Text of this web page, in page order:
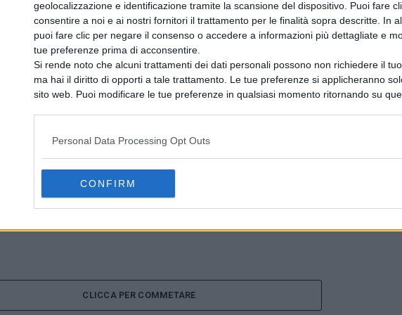
geolocalizzazione e identificazione tramite la scansione del dispositivo. Puoi fare
consentire a noi e ai nostri fornitori il trattamento per le finalità sopra descritte. In
puoi fare clic per negare il consenso o accedere a informazioni più dettagliate e
tue preferenze prima di acconsentire.
Si rende noto che alcuni trattamenti dei dati personali possono non richiedere il
ma hai il diritto di opporti a tale trattamento. Le tue preferenze si applicheranno
sito web. Puoi modificare le tue preferenze in qualsiasi momento ritornando su
Personal Data Processing Opt Outs
CONFIRM
di contrabbando
PUBBLICITÀ
CLICCA PER COMMETARE